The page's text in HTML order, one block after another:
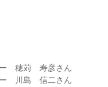
ー 穂苅 寿彦さん
ー 川島 信二さん